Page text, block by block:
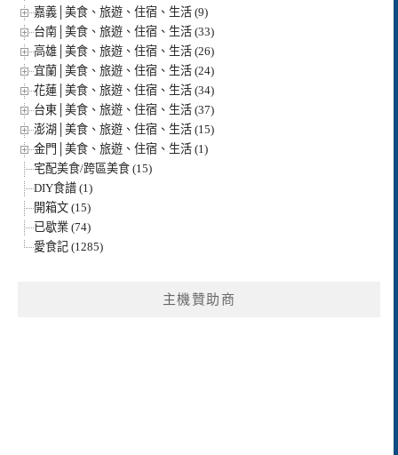
嘉義│美食、旅遊、住宿、生活 (9)
台南│美食、旅遊、住宿、生活 (33)
高雄│美食、旅遊、住宿、生活 (26)
宜蘭│美食、旅遊、住宿、生活 (24)
花蓮│美食、旅遊、住宿、生活 (34)
台東│美食、旅遊、住宿、生活 (37)
澎湖│美食、旅遊、住宿、生活 (15)
金門│美食、旅遊、住宿、生活 (1)
宅配美食/跨區美食 (15)
DIY食譜 (1)
開箱文 (15)
已歇業 (74)
愛食記 (1285)
主機贊助商